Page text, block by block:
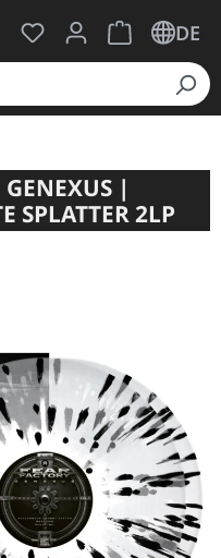
Du hast 0 Produkte
Warenkorb
DE
GENEXUS |
SPLATTER 2LP